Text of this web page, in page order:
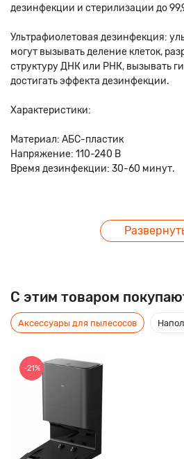
дезинфекции и стерилизации до
Ультрафиолетовая дезинфекция:
могут вызывать деление клеток,
структуру ДНК или РНК, вызывать
достигать эффекта дезинфекции.
Характеристики:
Материал: АБС-пластик
Напряжение: 110-240 В
Время дезинфекции: 30-60 минут.
C этим товаром
Аксессуары для пылесосов
-21%